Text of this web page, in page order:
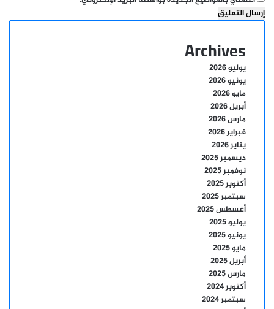
Archives
يوليو 2026
يونيو 2026
مايو 2026
أبريل 2026
مارس 2026
فبراير 2026
يناير 2026
ديسمبر 2025
نوفمبر 2025
أكتوبر 2025
سبتمبر 2025
أغسطس 2025
يوليو 2025
يونيو 2025
مايو 2025
أبريل 2025
مارس 2025
أكتوبر 2024
سبتمبر 2024